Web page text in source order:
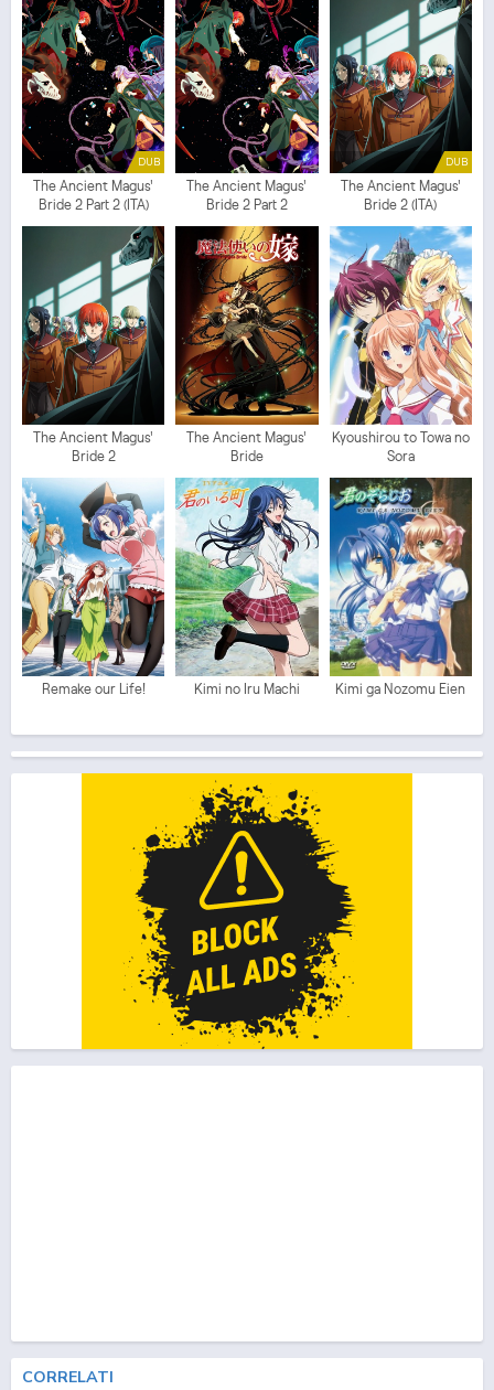
DUB
The Ancient Magus'
Bride 2 Part 2 (ITA)
The Ancient Magus'
Bride 2 Part 2
DUB
The Ancient Magus'
Bride 2 (ITA)
The Ancient Magus'
Bride 2
The Ancient Magus'
Bride
Kyoushirou to Towa no
Sora
Remake our Life! Kimi no Iru Machi Kimi ga Nozomu Eien
CORRELATI